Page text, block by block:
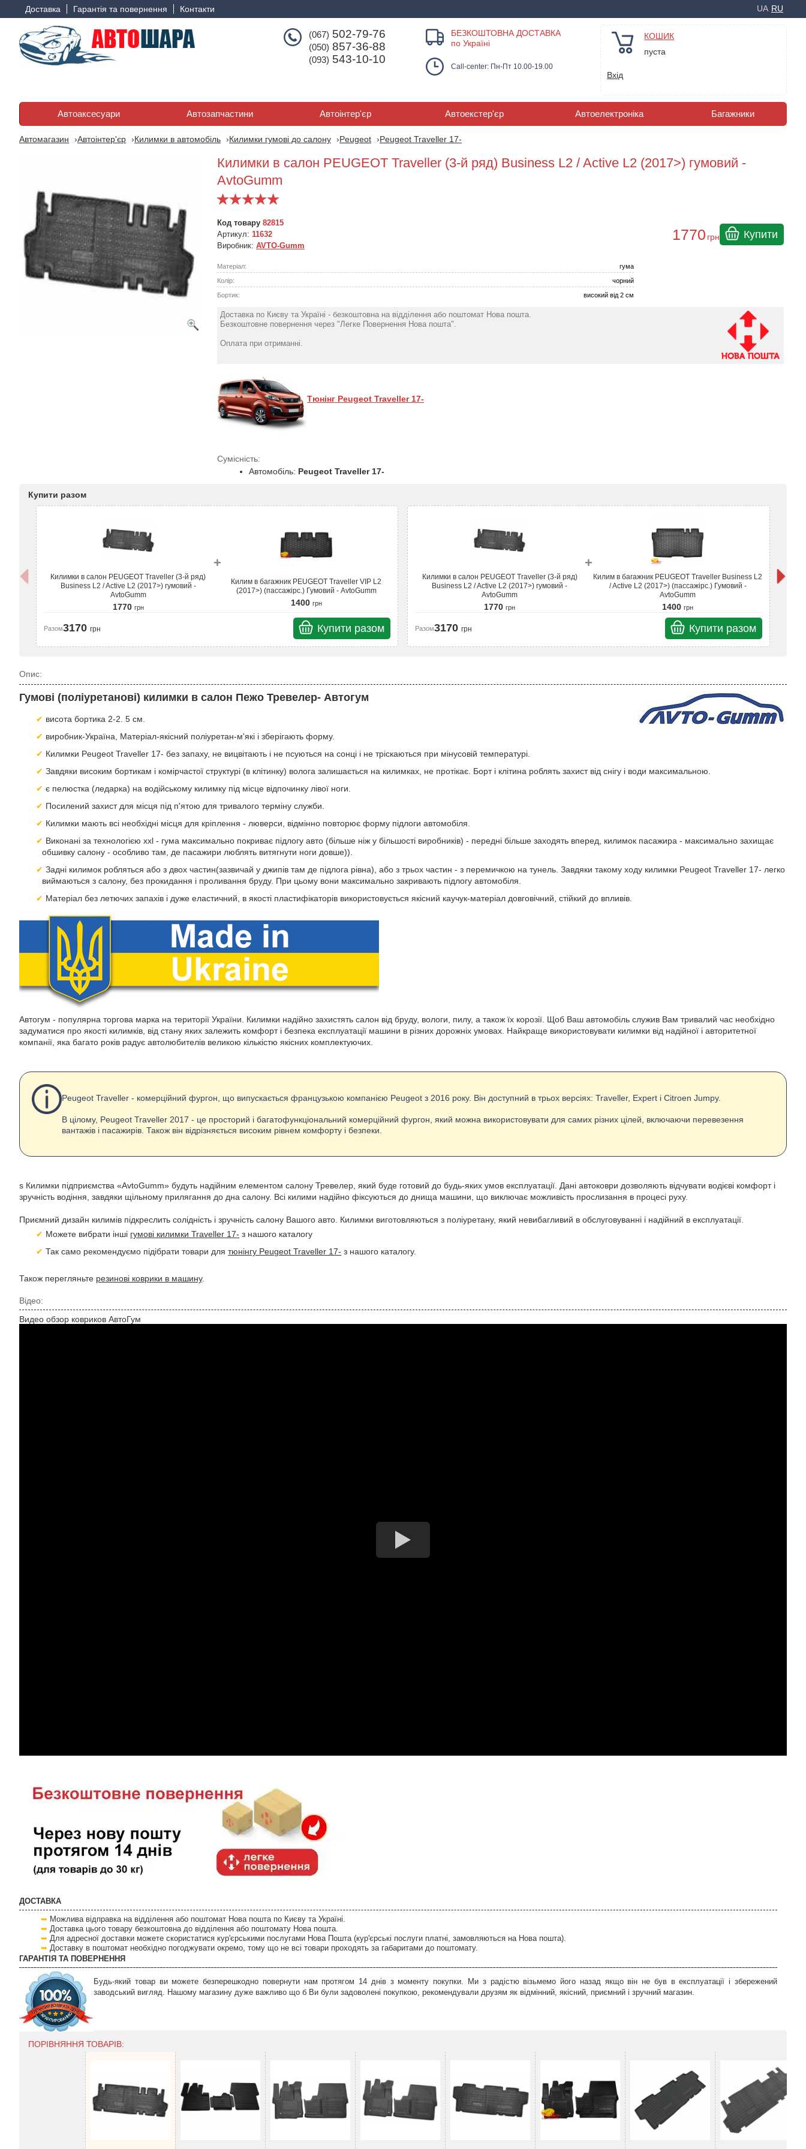
Доставка Гарантія та повернення Контакти UA RU
(067) 502-79-76
(050) 857-36-88
(093) 543-10-10
БЕЗКОШТОВНА ДОСТАВКА
по Україні
Call-center: Пн-Пт 10.00-19.00
КОШИК
пуста
Вхід
Автоаксесуари Автозапчастини Автоінтер'єр Автоекстер'єр Автоелектроніка Багажники
Автомагазин Автоінтер'єр Килимки в автомобіль Килимки гумові до салону Peugeot Peugeot Traveller 17-
Килимки в салон PEUGEOT Traveller (3-й ряд) Business L2 / Active L2 (2017>) гумовий -
AvtoGumm
Код товару 82815
Артикул: 11632
Виробник: AVTO-Gumm
Матеріал:
гума
Колір:
чорний
Бортик:
високий від 2 см
1770 грн Купити
Доставка по Києву та Україні - безкоштовна на відділення або поштомат Нова пошта.
Безкоштовне повернення через "Легке Повернення Нова пошта".
Оплата при отриманні.
Тюнінг Peugeot Traveller 17-
Сумісність:
Автомобіль: Peugeot Traveller 17-
Купити разом
Килимки в салон PEUGEOT Traveller (3-й ряд)
Business L2 / Active L2 (2017>) гумовий -
AvtoGumm
1770 грн
+
Килим в багажник PEUGEOT Traveller VIP L2
(2017>) (пассажірс.) Гумовий - AvtoGumm
1400 грн
Разом3170 грн Купити разом
Килимки в салон PEUGEOT Traveller (3-й ряд)
Business L2 / Active L2 (2017>) гумовий -
AvtoGumm
1770грн
+
Килим в багажник PEUGEOT Traveller Business L2
/ Active L2 (2017>) (пассажірс.) Гумовий -
AvtoGumm
1400грн
Разом3170грн Купити разом
Опис:
Гумові (поліуретанові) килимки в салон Пежо Тревелер- Автогум
висота бортика 2-2. 5 см.
виробник-Україна, Матеріал-якісний поліуретан-м'які і зберігають форму.
Килимки Peugeot Traveller 17- без запаху, не вицвітають і не псуються на сонці і не тріскаються при мінусовій температурі.
Завдяки високим бортикам і комірчастої структурі (в клітинку) волога залишається на килимках, не протікає. Борт і клітина роблять захист від снігу і води максимальною.
є пелюстка (ледарка) на водійському килимку під місце відпочинку лівої ноги.
Посилений захист для місця під п'ятою для тривалого терміну служби.
Килимки мають всі необхідні місця для кріплення - люверси, відмінно повторює форму підлоги автомобіля.
Виконані за технологією xxl - гума максимально покриває підлогу авто (більше ніж у більшості виробників) - передні більше заходять вперед, килимок пасажира - максимально захищає
обшивку салону - особливо там, де пасажири люблять витягнути ноги довше)).
Задні килимок робляться або з двох частин(зазвичай у джипів там де підлога рівна), або з трьох частин - з перемичкою на тунель. Завдяки такому ходу килимки Peugeot Traveller 17- легко
виймаються з салону, без прокидання і проливання бруду. При цьому вони максимально закривають підлогу автомобіля.
Матеріал без летючих запахів і дуже еластичний, в якості пластифікаторів використовується якісний каучук-матеріал довговічний, стійкий до впливів.
Автогум - популярна торгова марка на території України. Килимки надійно захистять салон від бруду, вологи, пилу, а також їх корозії. Щоб Ваш автомобіль служив Вам тривалий час необхідно
задуматися про якості килимків, від стану яких залежить комфорт і безпека експлуатації машини в різних дорожніх умовах. Найкраще використовувати килимки від надійної і авторитетної
компанії, яка багато років радує автолюбителів великою кількістю якісних комплектуючих.
Peugeot Traveller - комерційний фургон, що випускається французькою компанією Peugeot з 2016 року. Він доступний в трьох версіях: Traveller, Expert і Citroen Jumpy.
В цілому, Peugeot Traveller 2017 - це просторий і багатофункціональний комерційний фургон, який можна використовувати для самих різних цілей, включаючи перевезення
вантажів і пасажирів. Також він відрізняється високим рівнем комфорту і безпеки.
s Килимки підприємства «AvtoGumm» будуть надійним елементом салону Тревелер, який буде готовий до будь-яких умов експлуатації. Дані автоковри дозволяють відчувати водієві комфорт і
зручність водіння, завдяки щільному прилягання до дна салону. Всі килими надійно фіксуються до днища машини, що виключає можливість прослизання в процесі руху.
Приємний дизайн килимів підкреслить солідність і зручність салону Вашого авто. Килимки виготовляються з поліуретану, який невибагливий в обслуговуванні і надійний в експлуатації.
Можете вибрати інші гумові килимки Traveller 17- з нашого каталогу
Так само рекомендуємо підібрати товари длятюнінгу Peugeot Traveller 17- з нашого каталогу.
Також перегляньте резинові коврики в машину.
Відео:
Видео обзор ковриков АвтоГум
ДОСТАВКА
Можлива відправка на відділення або поштомат Нова пошта по Києву та Україні.
Доставка цього товару безкоштовна до відділення або поштомату Нова пошта.
Для адресної доставки можете скористатися кур'єрськими послугами Нова Пошта (кур'єрські послуги платні, замовляються на Нова пошта).
Доставку в поштомат необхідно погоджувати окремо, тому що не всі товари проходять за габаритами до поштомату.
ГАРАНТІЯ ТА ПОВЕРНЕННЯ
Будь-який товар ви можете безперешкодно повернути нам протягом 14 днів з моменту покупки. Ми з радістю візьмемо його назад якщо він не був в експлуатації і збережений
заводський вигляд. Нашому магазину дуже важливо що б Ви були задоволені покупкою, рекомендували друзям як відмінний, якісний, приємний і зручний магазин.
ПОРІВНЯННЯ ТОВАРІВ: